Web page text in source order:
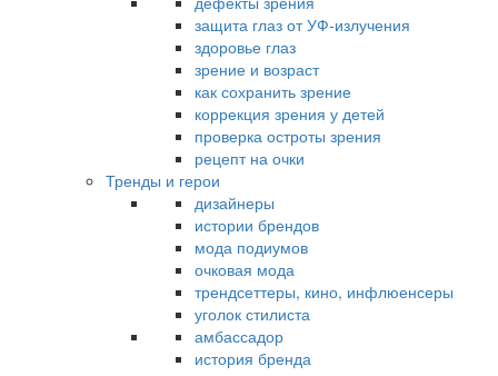
защита глаз от УФ-излучения
здоровье глаз
зрение и возраст
как сохранить зрение
коррекция зрения у детей
проверка остроты зрения
рецепт на очки
Тренды и герои
дизайнеры
истории брендов
мода подиумов
очковая мода
трендсеттеры, кино, инфлюенсеры
уголок стилиста
амбассадор
история бренда